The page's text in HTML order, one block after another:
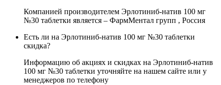
Компанией производителем Эрлотиниб-натив 100 мг
№30 таблетки является – ФармМентал групп , Россия
Есть ли на Эрлотиниб-натив 100 мг №30 таблетки
скидка?
Информацию об акциях и скидках на Эрлотиниб-натив
100 мг №30 таблетки уточняйте на нашем сайте или у
менеджеров по телефону